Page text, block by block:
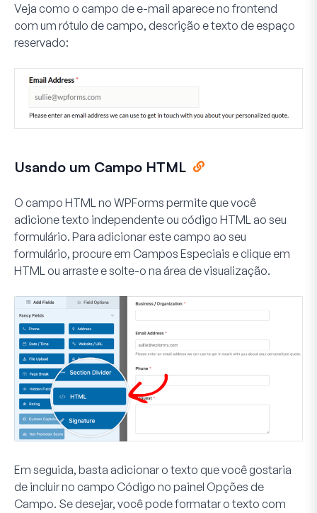
Veja como o campo de e-mail aparece no frontend
com um rótulo de campo, descrição e texto de espaço
reservado:
Usando um Campo HTML
O campo HTML no WPForms permite que você
adicione texto independente ou código HTML ao seu
formulário. Para adicionar este campo ao seu
formulário, procure em Campos Especiais e clique em
HTML ou arraste e solte-o na área de visualização.
Em seguida, basta adicionar o texto que você gostaria
de incluir no campo Código no painel Opções de
Campo. Se desejar, você pode formatar o texto com